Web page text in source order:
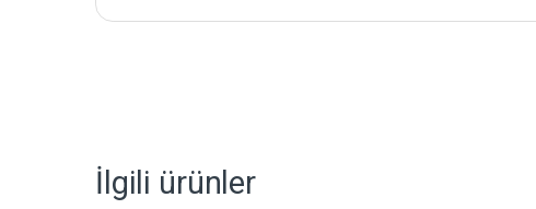
İlgili ürünler